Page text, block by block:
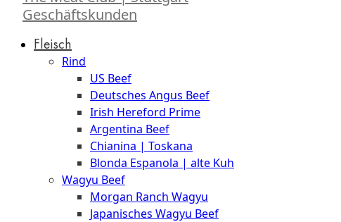
Geschäftskunden
Fleisch
Rind
US Beef
Deutsches Angus Beef
Irish Hereford Prime
Argentina Beef
Chianina | Toskana
Blonda Espanola | alte Kuh
Wagyu Beef
Morgan Ranch Wagyu
Japanisches Wagyu Beef